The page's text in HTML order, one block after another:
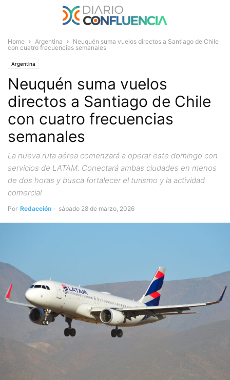
Home Argentina
Neuquén suma vuelos directos a Santiago de Chile
con cuatro frecuencias semanales
Argentina
Neuquén suma vuelos
directos a Santiago de Chile
con cuatro frecuencias
semanales
La nueva ruta aérea comenzará a operar este domingo con
servicios de LATAM. Conectará ambas ciudades en menos
de dos horas y busca fortalecer el turismo y la actividad
comercial
Por Redacción - sábado 28 de marzo, 2026